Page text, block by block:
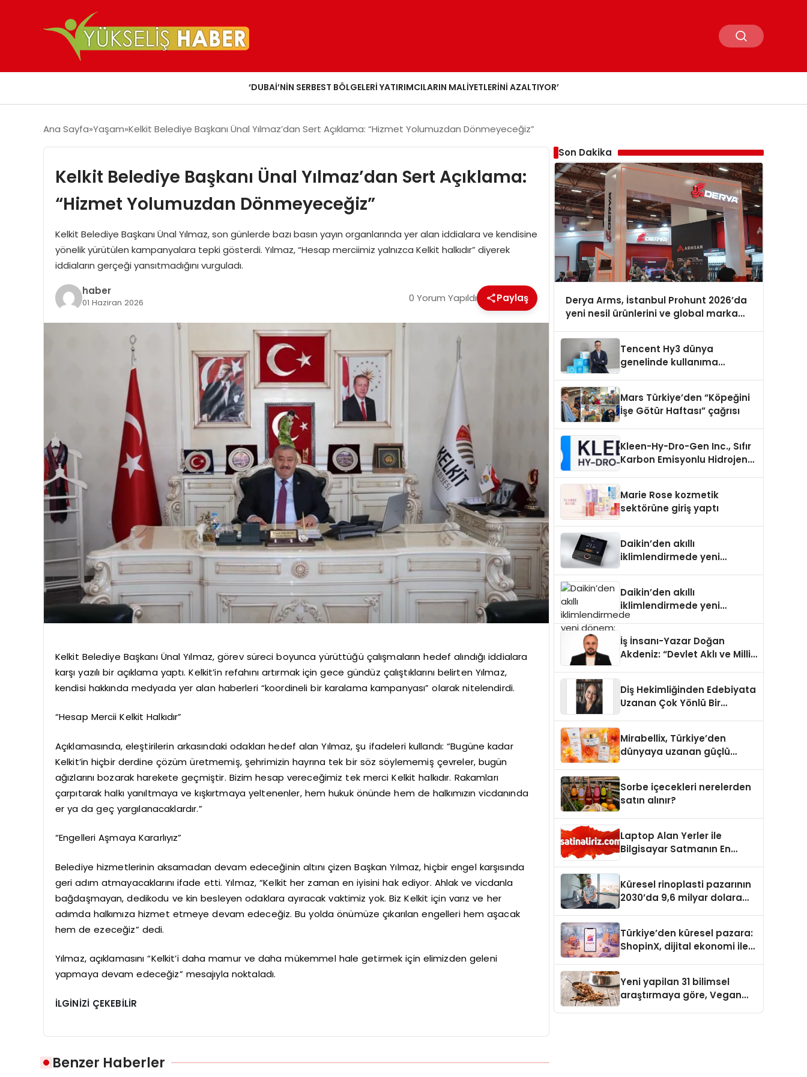
‘DUBAI’NIN SERBEST BÖLGELERI YATIRIMCILARIN MALIYETLERINI AZALTIYOR’
Ana Sayfa Yaşam Kelkit Belediye Başkanı Ünal Yılmaz’dan Sert Açıklama: “Hizmet Yolumuzdan Dönmeyeceğiz”
Kelkit Belediye Başkanı Ünal Yılmaz’dan Sert Açıklama:
“Hizmet Yolumuzdan Dönmeyeceğiz”
Kelkit Belediye Başkanı Ünal Yılmaz, son günlerde bazı basın yayın organlarında yer alan iddialara ve kendisine
yönelik yürütülen kampanyalara tepki gösterdi. Yılmaz, “Hesap merciimiz yalnızca Kelkit halkıdır” diyerek
iddiaların gerçeği yansıtmadığını vurguladı.
haber
01 Haziran 2026 0 Yorum Yapıldı Paylaş
Kelkit Belediye Başkanı Ünal Yılmaz, görev süreci boyunca yürüttüğü çalışmaların hedef alındığı iddialara
karşı yazılı bir açıklama yaptı. Kelkit’in refahını artırmak için gece gündüz çalıştıklarını belirten Yılmaz,
kendisi hakkında medyada yer alan haberleri “koordineli bir karalama kampanyası” olarak nitelendirdi.
“Hesap Mercii Kelkit Halkıdır”
Açıklamasında, eleştirilerin arkasındaki odakları hedef alan Yılmaz, şu ifadeleri kullandı: “Bugüne kadar
Kelkit’in hiçbir derdine çözüm üretmemiş, şehrimizin hayrına tek bir söz söylememiş çevreler, bugün
ağızlarını bozarak harekete geçmiştir. Bizim hesap vereceğimiz tek merci Kelkit halkıdır. Rakamları
çarpıtarak halkı yanıltmaya ve kışkırtmaya yeltenenler, hem hukuk önünde hem de halkımızın vicdanında
er ya da geç yargılanacaklardır.”
“Engelleri Aşmaya Kararlıyız”
Belediye hizmetlerinin aksamadan devam edeceğinin altını çizen Başkan Yılmaz, hiçbir engel karşısında
geri adım atmayacaklarını ifade etti. Yılmaz, “Kelkit her zaman en iyisini hak ediyor. Ahlak ve vicdanla
bağdaşmayan, dedikodu ve kin besleyen odaklara ayıracak vaktimiz yok. Biz Kelkit için varız ve her
adımda halkımıza hizmet etmeye devam edeceğiz. Bu yolda önümüze çıkarılan engelleri hem aşacak
hem de ezeceğiz” dedi.
Yılmaz, açıklamasını “Kelkit’i daha mamur ve daha mükemmel hale getirmek için elimizden geleni
yapmaya devam edeceğiz” mesajıyla noktaladı.
İLGİNİZİ ÇEKEBİLİR
Benzer Haberler
Son Dakika
Derya Arms, İstanbul Prohunt 2026’da
yeni nesil ürünlerini ve global marka
Tencent Hy3 dünya
genelinde kullanıma
Mars Türkiye’den “Köpeğini
İşe Götür Haftası” çağrısı
Kleen-Hy-Dro-Gen Inc., Sıfır
Karbon Emisyonlu Hidrojen
Aldı
Marie Rose kozmetik
sektörüne giriş yaptı
Daikin’den akıllı
iklimlendirmede yeni
Daikin’den akıllı
iklimlendirmede yeni
dönem: Madoka Plus
İş İnsanı-Yazar Doğan
Akdeniz: “Devlet Aklı ve Milli
Diş Hekimliğinden Edebiyata
Uzanan Çok Yönlü Bir
Mirabellix, Türkiye’den
dünyaya uzanan güçlü
Sorbe içecekleri nerelerden
satın alınır?
Laptop Alan Yerler ile
Bilgisayar Satmanın En
Küresel rinoplasti pazarının
2030’da 9,6 milyar dolara
Türkiye’den küresel pazara:
ShopinX, dijital ekonomi ile
Yeni yapilan 31 bilimsel
araştırmaya göre, Vegan